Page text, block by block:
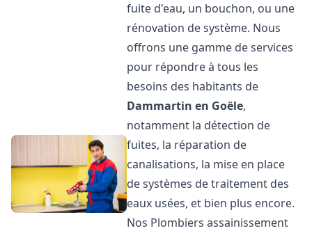
fuite d'eau, un bouchon, ou une
rénovation de système. Nous
offrons une gamme de services
pour répondre à tous les
besoins des habitants de
Dammartin en Goële,
notamment la détection de
fuites, la réparation de
canalisations, la mise en place
de systèmes de traitement des
eaux usées, et bien plus encore.
Nos Plombiers assainissement